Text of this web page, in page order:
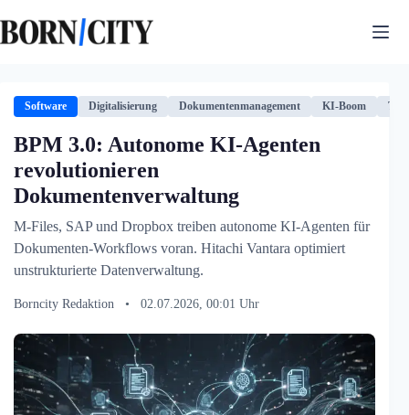
Inhalt
springen
Software Digitalisierung Dokumentenmanagement KI-Boom
BPM 3.0: Autonome KI-Agenten
revolutionieren
Dokumentenverwaltung
M-Files, SAP und Dropbox treiben autonome KI-Agenten für
Dokumenten-Workflows voran. Hitachi Vantara optimiert
unstrukturierte Datenverwaltung.
Borncity Redaktion • 02.07.2026, 00:01 Uhr